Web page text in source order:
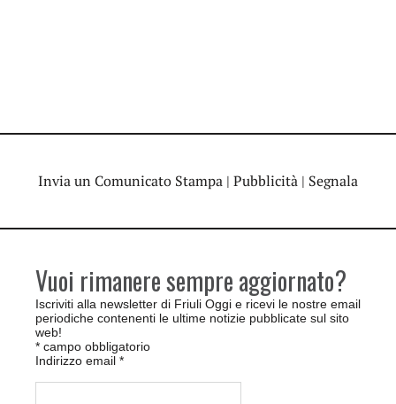
Invia un Comunicato Stampa | Pubblicità | Segnala
Vuoi rimanere sempre aggiornato?
Iscriviti alla newsletter di Friuli Oggi e ricevi le nostre email
periodiche contenenti le ultime notizie pubblicate sul sito
web!
* campo obbligatorio
Indirizzo email *